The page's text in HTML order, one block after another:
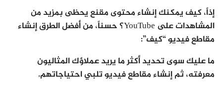
إذاً، كيف يمكنك إنشاء محتوى مقنع يحظى بمزيد من
المشاهدات على YouTube؟ حسناً، من أفضل الطرق إنشاء
مقاطع فيديو “كيف”:
ما عليك سوى تحديد أكثر ما يريد عملاؤك المثاليون
معرفته، ثم إنشاء مقاطع فيديو تلبي احتياجاتهم.